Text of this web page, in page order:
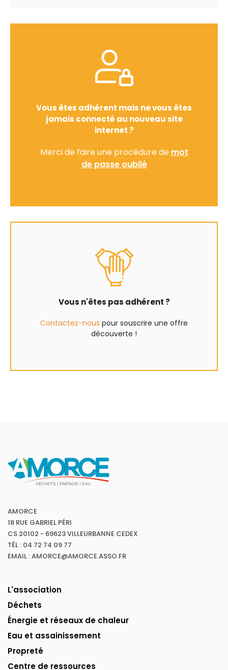
Vous êtes adhérent mais ne vous êtes
jamais connecté au nouveau site
internet ?
Merci de faire une procédure de mot
de passe oublié
Vous n'êtes pas adhérent ?
Contactez-nous pour souscrire une offre
découverte !
AMORCE
18 RUE GABRIEL PÉRI
CS 20102 - 69623 VILLEURBANNE CEDEX
TÉL : 04 72 74 09 77
EMAIL : AMORCE@AMORCE.ASSO.FR
L'association
Déchets
Énergie et réseaux de chaleur
Eau et assainissement
Propreté
Centre de ressources